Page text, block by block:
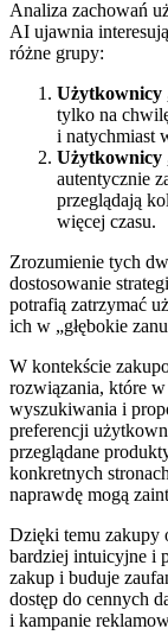
Analiza zachowań
AI ujawnia
różne grupy:
Użytkownicy
tylko na
i natychmiast
Użytkownicy
autentycznie
przeglądają
więcej czasu.
Zrozumienie tych
dostosowanie
potrafią zatrzymać
ich w „głębokie
W kontekście
rozwiązania, które
wyszukiwania i
preferencji
przeglądane
konkretnych
naprawdę mogą
Dzięki temu zakupy
bardziej intuicyjne i
zakup i buduje
dostęp do cennych
i kampanie